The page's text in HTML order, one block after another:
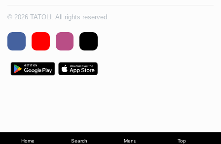
Home Search Menu Top
© 2026 TATOLI. All rights reserved.